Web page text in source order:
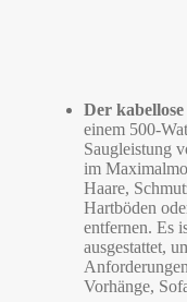
Der
einem 500-
Saugleistung
im
Haare,
Hartböden
entfernen. Es
ausgestattet,
Vorhänge,